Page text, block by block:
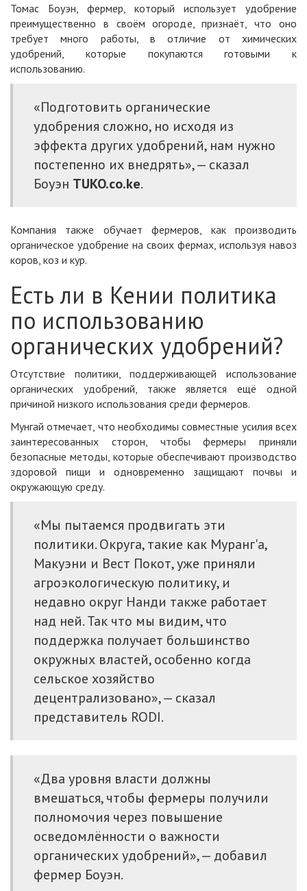
Томас Боуэн, фермер, который использует удобрение
преимущественно в своём огороде, признаёт, что оно
требует много работы, в отличие от химических
удобрений, которые покупаются готовыми к
использованию.
«Подготовить органические
удобрения сложно, но исходя из
эффекта других удобрений, нам нужно
постепенно их внедрять», — сказал
Боуэн TUKO.co.ke.
Компания также обучает фермеров, как производить
органическое удобрение на своих фермах, используя навоз
коров, коз и кур.
Есть ли в Кении политика
по использованию
органических удобрений?
Отсутствие политики, поддерживающей использование
органических удобрений, также является ещё одной
причиной низкого использования среди фермеров.
Мунгай отмечает, что необходимы совместные усилия всех
заинтересованных сторон, чтобы фермеры приняли
безопасные методы, которые обеспечивают производство
здоровой пищи и одновременно защищают почвы и
окружающую среду.
«Мы пытаемся продвигать эти
политики. Округа, такие как Муранг'а,
Макуэни и Вест Покот, уже приняли
агроэкологическую политику, и
недавно округ Нанди также работает
над ней. Так что мы видим, что
поддержка получает большинство
окружных властей, особенно когда
сельское хозяйство
децентрализовано», — сказал
представитель RODI.
«Два уровня власти должны
вмешаться, чтобы фермеры получили
полномочия через повышение
осведомлённости о важности
органических удобрений», — добавил
фермер Боуэн.